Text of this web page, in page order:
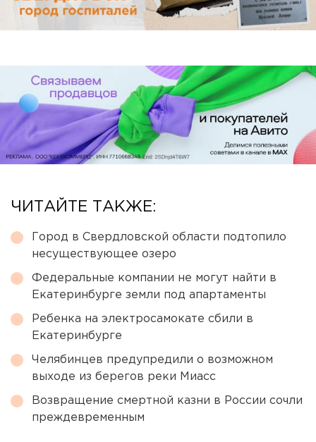
ЧИТАЙТЕ ТАКЖЕ:
Город в Свердловской области подтопило
несуществующее озеро
Федеральные компании не могут найти в
Екатеринбурге земли под апартаменты
Ребенка на электросамокате сбили в
Екатеринбурге
Челябинцев предупредили о возможном
выходе из берегов реки Миасс
Возвращение смертной казни в России сочли
преждевременным